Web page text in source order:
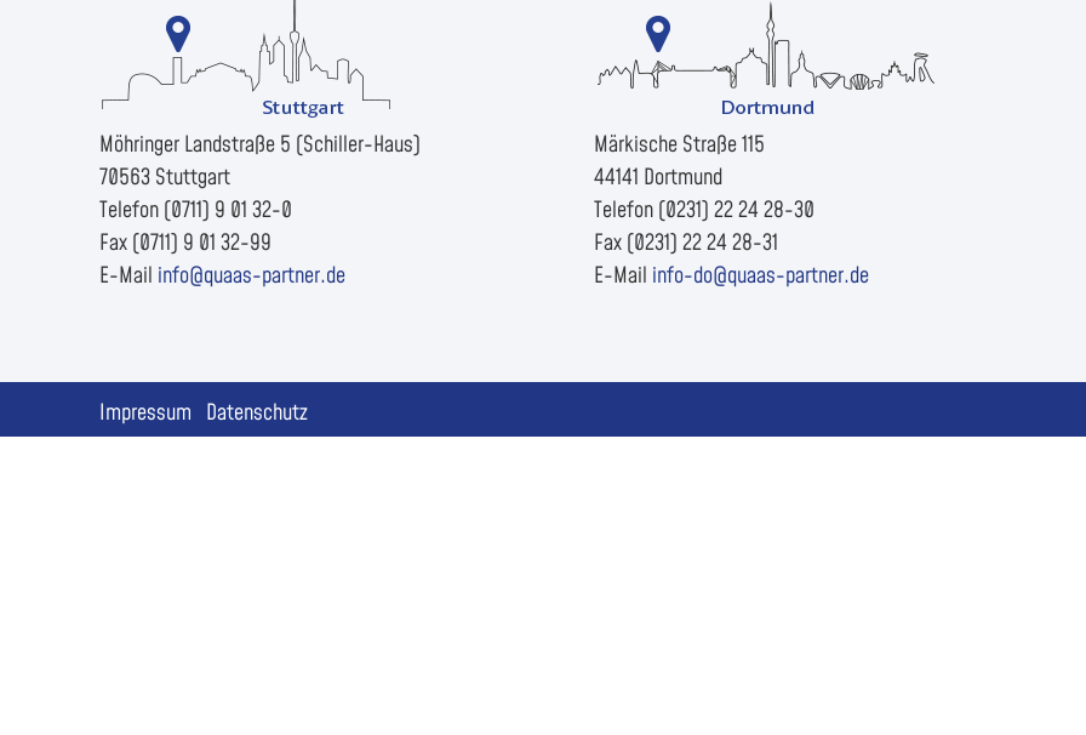
Möhringer Landstraße 5 (Schiller-Haus)
70563 Stuttgart
Telefon (0711) 9 01 32-0
Fax (0711) 9 01 32-99
E-Mail info@quaas-partner.de
Märkische Straße 115
44141 Dortmund
Telefon (0231) 22 24 28-30
Fax (0231) 22 24 28-31
E-Mail info-do@quaas-partner.de
Impressum Datenschutz